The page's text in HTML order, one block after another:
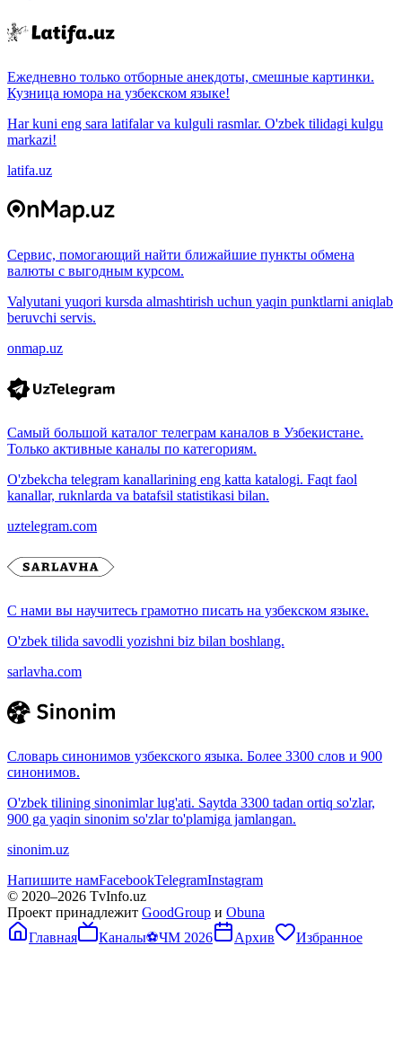
Ежедневно только отборные анекдоты, смешные картинки.
Кузница юмора на узбекском языке!
Har kuni eng sara latifalar va kulguli rasmlar. O'zbek tilidagi kulgu
markazi!
latifa.uz
Сервис, помогающий найти ближайшие пункты обмена
валюты с выгодным курсом.
Valyutani yuqori kursda almashtirish uchun yaqin punktlarni aniqlab
beruvchi servis.
onmap.uz
Самый большой каталог телеграм каналов в Узбекистане.
Только активные каналы по категориям.
O'zbekcha telegram kanallarining eng katta katalogi. Faqt faol
kanallar, ruknlarda va batafsil statistikasi bilan.
uztelegram.com
С нами вы научитесь грамотно писать на узбекском языке.
O'zbek tilida savodli yozishni biz bilan boshlang.
sarlavha.com
Словарь синонимов узбекского языка. Более 3300 слов и 900
синонимов.
O'zbek tilining sinonimlar lug'ati. Saytda 3300 tadan ortiq so'zlar,
900 ga yaqin sinonim so'zlar to'plamiga jamlangan.
sinonim.uz
Напишите намFacebookTelegramInstagram
© 2020–2026 TvInfo.uz
Проект принадлежит GoodGroup и Obuna
Главная
Каналы⚽ЧМ 2026 Архив Избранное